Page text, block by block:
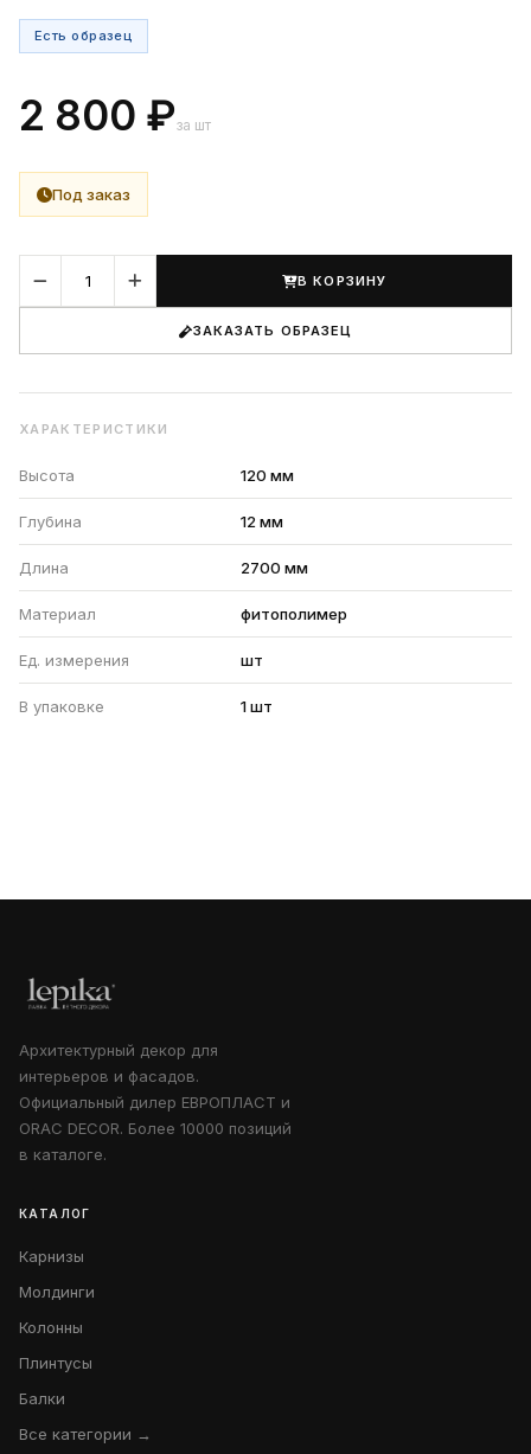
Есть образец
2 800 ₽за шт
Под заказ
В КОРЗИНУ
ЗАКАЗАТЬ ОБРАЗЕЦ
ХАРАКТЕРИСТИКИ
Высота 120 мм
Глубина 12 мм
Длина 2700 мм
Материал фитополимер
Ед. измерения шт
В упаковке 1 шт
Архитектурный декор для
интерьеров и фасадов.
Официальный дилер ЕВРОПЛАСТ и
ORAC DECOR. Более 10000 позиций
в каталоге.
КАТАЛОГ
Карнизы
Молдинги
Колонны
Плинтусы
Балки
Все категории →